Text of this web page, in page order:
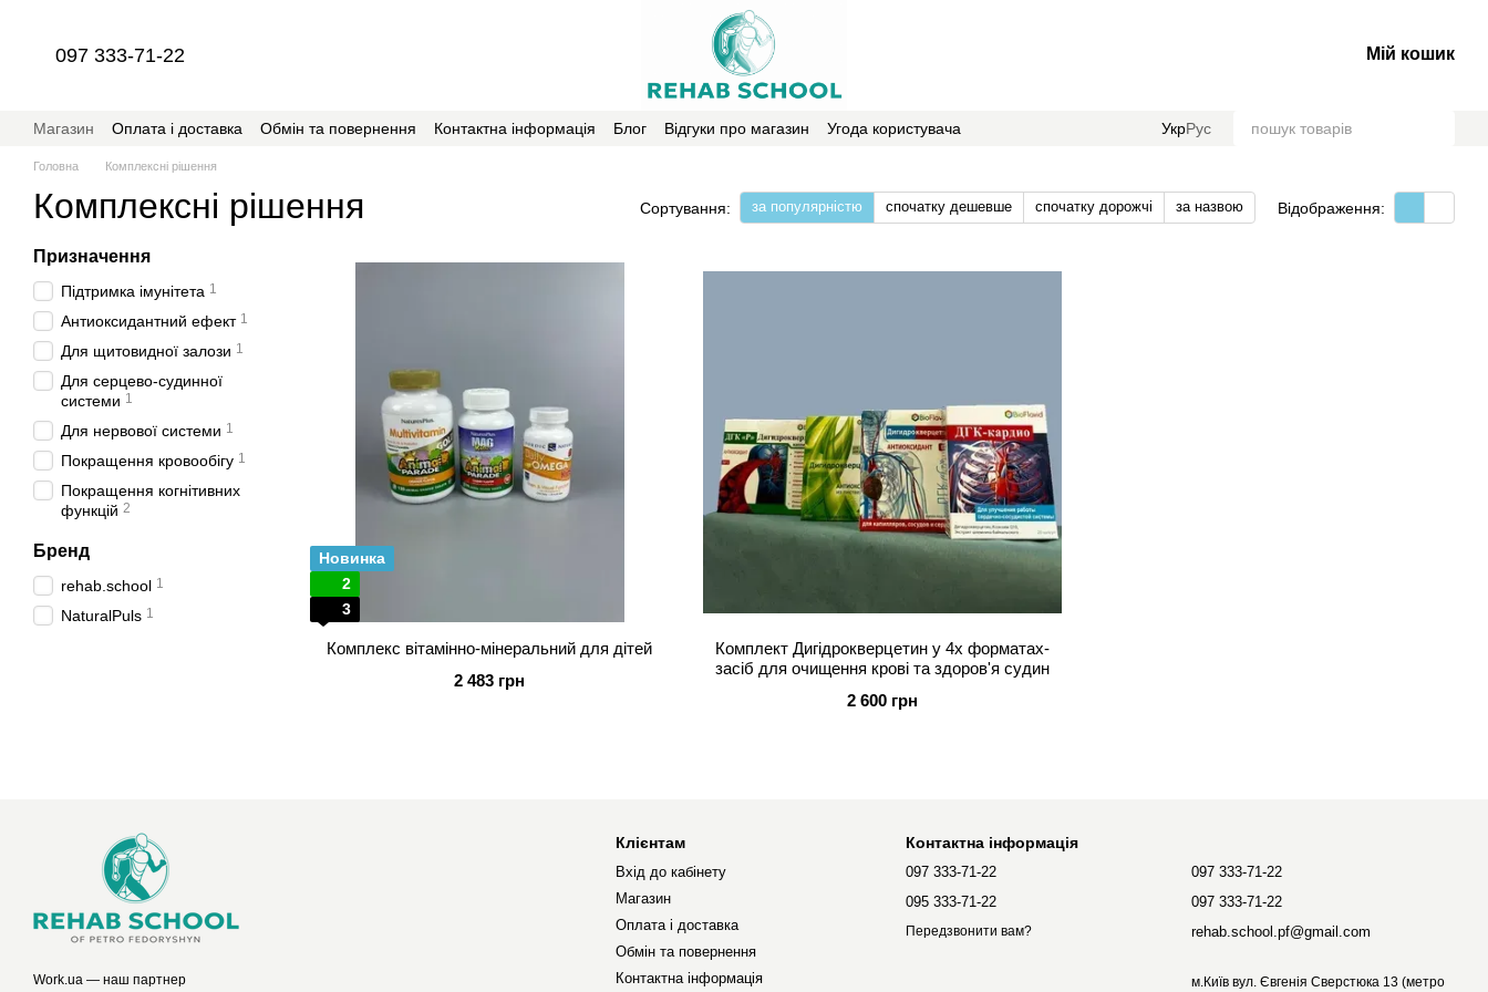
097 333-71-22 Мій кошик
Магазин Оплата і доставка Обмін та повернення Контактна інформація Блог Відгуки про магазин
Угода користувача
УкрРус
Головна Комплексні рішення
Комплексні рішення Сортування: за популярністю спочатку дешевше спочатку дорожчі за назвою Відображення:
Новинка
2
3
Комплекс вітамінно-мінеральний для дітей
2 483 грн
Комплект Дигідрокверцетин у 4х форматах-
засіб для очищення крові та здоров'я судин
2 600 грн
Призначення
Підтримка імунітета 1
Антиоксидантний ефект 1
Для щитовидної залози 1
Для серцево-судинної
системи 1
Для нервової системи 1
Покращення кровообігу 1
Покращення когнітивних
функцій 2
Бренд
rehab.school 1
NaturalPuls 1
Work.ua — наш партнер
Клієнтам
Вхід до кабінету
Магазин
Оплата і доставка
Обмін та повернення
Контактна інформація
Контактна інформація
097 333-71-22
095 333-71-22
Передзвонити вам?
097 333-71-22
097 333-71-22
rehab.school.pf@gmail.com
м.Київ вул. Євгенія Сверстюка 13 (метро